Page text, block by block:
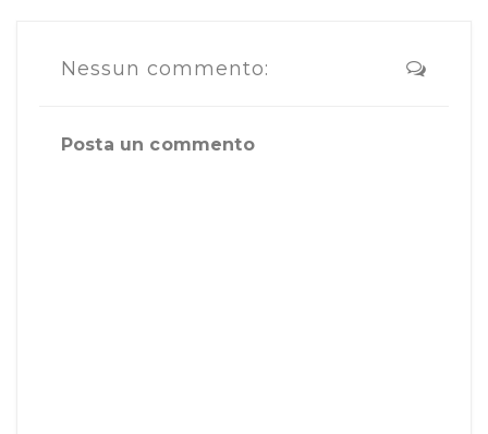
Nessun commento:
Posta un commento